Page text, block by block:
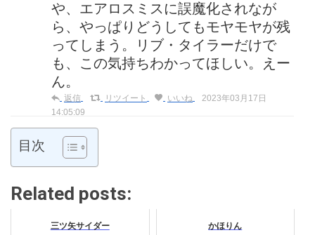
や、エアロスミスに誤魔化されなが
ら、やっぱりどうしてもモヤモヤが残
ってしまう。リブ・タイラーだけで
も、この気持ちわかってほしい。えー
ん。
返信 リツイート いいね
2023年03月17日
14:05:09
目次
Related posts:
三ツ矢サイダー かほりん